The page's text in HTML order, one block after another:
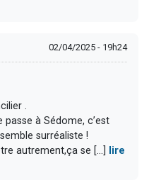
02/04/2025 - 19h24
.
à Sédome, c’est
surréaliste !
autrement,ça se [...] lire